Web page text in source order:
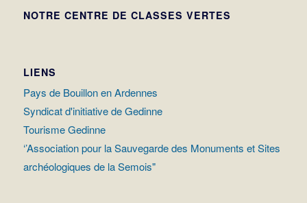
NOTRE CENTRE DE CLASSES VERTES
LIENS
Pays de Bouillon en Ardennes
Syndicat d'initiative de Gedinne
Tourisme Gedinne
‘’Association pour la Sauvegarde des Monuments et Sites
archéologiques de la Semois"